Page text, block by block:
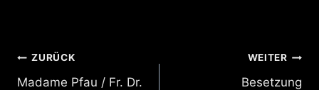
Beitragsnavigation
ZURÜCK
Madame Pfau / Fr. Dr.
WEITER
Besetzung